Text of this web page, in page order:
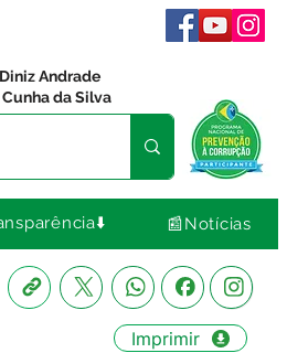
Andrade
da Silva
📰Notícias
Imprimir